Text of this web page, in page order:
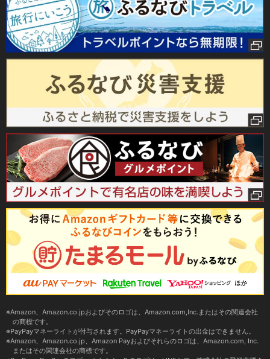
Amazon、Amazon.co.jpおよびそのロゴは、Amazon.com,Inc.またはその関連会社
の商標です。
PayPayマネーライトが付与されます。PayPayマネーライトの出金はできません。
Amazon、Amazon.co.jp、Amazon Payおよびそれらのロゴは、Amazon.com, Inc.
またはその関連会社の商標です。